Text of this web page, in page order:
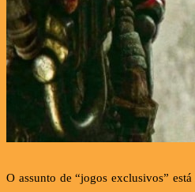
O assunto de “jogos exclusivos”